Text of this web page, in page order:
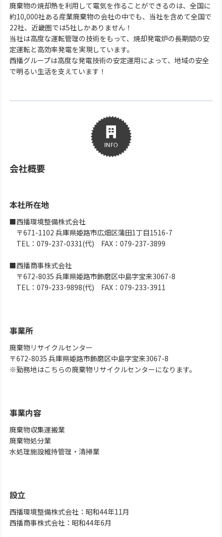
廃棄物の焼却熱を利用して電気を作ることができるのは、全国に
約10,000社ある産業廃棄物の会社の中でも、当社を含めて全国で
22社、近畿圏では5社しかありません！
当社は高度な運転管理の技術をもって、焼却発電炉の長期間の安
定運転と高効率発電を実現しています。
西播グループは高度な発電技術の安定運用によって、地域の安全
で明るい生活を支えています！
会社概要
本社所在地
■西播環境整備株式会社
〒671-1102 兵庫県姫路市広畑区蒲田1丁目1516-7
TEL：079-237-0331(代) FAX：079-237-3899
■西播商事株式会社
〒672-8035 兵庫県姫路市飾磨区中島字宝来3067-8
TEL：079-233-9898(代) FAX：079-233-3911
事業所
廃棄物リサイクルセンター
〒672-8035 兵庫県姫路市飾磨区中島字宝来3067-8
※勤務地はこちらの廃棄物リサイクルセンターになります。
事業内容
廃棄物収集運搬業
廃棄物処分業
水処理施設維持管理・清掃業
設立
西播環境整備株式会社：昭和44年11月
西播商事株式会社：昭和44年6月